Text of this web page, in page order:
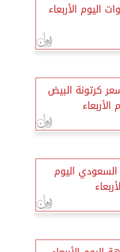
اليوم الأربعاء
كرتونة البيض
الأربعاء
السعودي اليوم